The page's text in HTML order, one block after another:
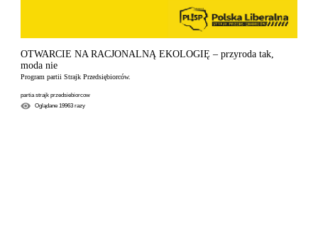
OTWARCIE NA RACJONALNĄ EKOLOGIĘ – przyroda tak,
moda nie
Program partii Strajk Przedsiębiorców.
partia strajk przedsiebiorcow
Oglądane19963 razy